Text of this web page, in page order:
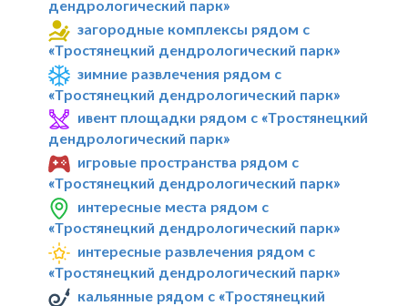
дендрологический парк»
загородные комплексы рядом с
«Тростянецкий дендрологический парк»
зимние развлечения рядом с
«Тростянецкий дендрологический парк»
ивент площадки рядом с «Тростянецкий
дендрологический парк»
игровые пространства рядом с
«Тростянецкий дендрологический парк»
интересные места рядом с
«Тростянецкий дендрологический парк»
интересные развлечения рядом с
«Тростянецкий дендрологический парк»
кальянные рядом с «Тростянецкий